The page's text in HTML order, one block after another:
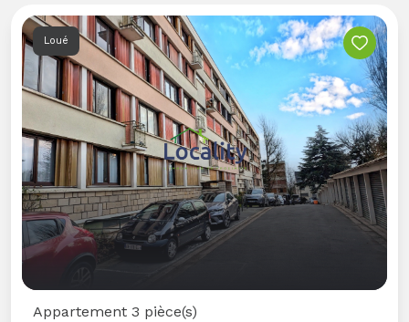
Loué
3 pièce(s)